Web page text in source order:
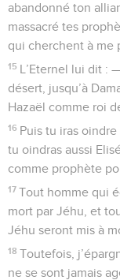
abandonné ton
massacré tes
qui cherchent à me
15 L’Eternel lui dit :
désert, jusqu’à
Hazaël comme roi
16 Puis tu iras
tu oindras aussi
comme prophète
17 Tout homme qui
mort par Jéhu, et
Jéhu seront mis à
18 Toutefois,
ne se sont jamais